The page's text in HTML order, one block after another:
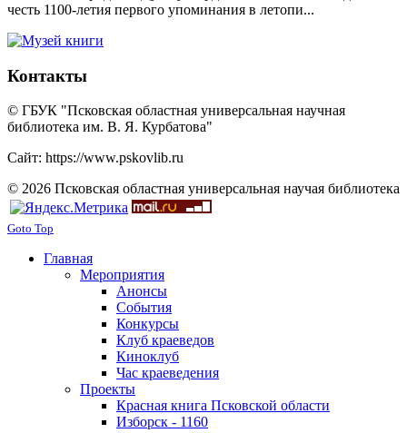
честь 1100-летия первого упоминания в летопи...
Контакты
© ГБУК "Псковская областная универсальная научная
библиотека им. В. Я. Курбатова"
Сайт: https://www.pskovlib.ru
© 2026 Псковская областная универсальная научая библиотека
Goto Top
Главная
Мероприятия
Анонсы
События
Конкурсы
Клуб краеведов
Киноклуб
Час краеведения
Проекты
Красная книга Псковской области
Изборск - 1160